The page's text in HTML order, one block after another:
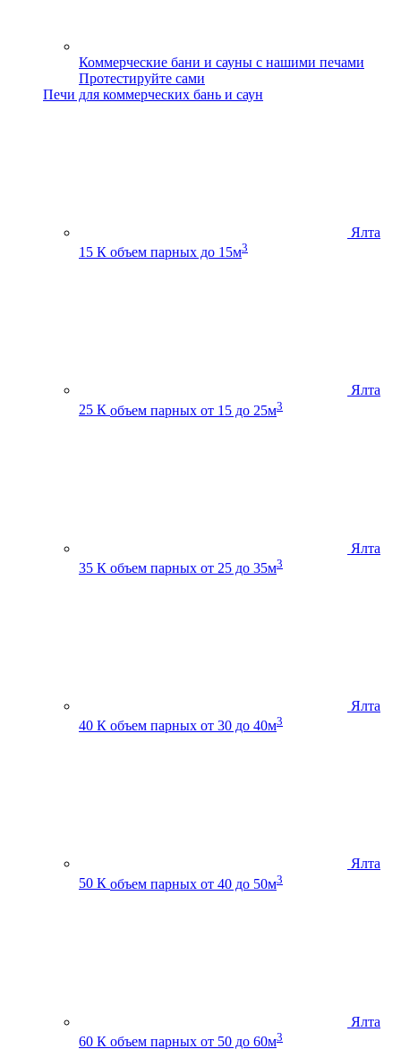
Коммерческие бани и сауны с нашими печами
Протестируйте сами
Печи для коммерческих бань и саун
Ялта
15 К объем парных до 15м3
Ялта
25 К объем парных от 15 до 25м3
Ялта
35 К объем парных от 25 до 35м3
Ялта
40 К объем парных от 30 до 40м3
Ялта
50 К объем парных от 40 до 50м3
Ялта
60 К объем парных от 50 до 60м3